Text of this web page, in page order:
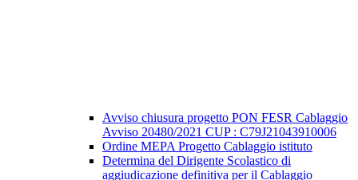
Avviso chiusura progetto PON FESR Cablaggio
Avviso 20480/2021 CUP : C79J21043910006
Ordine MEPA Progetto Cablaggio istituto
Determina del Dirigente Scolastico di
aggiudicazione definitiva per il Cablaggio